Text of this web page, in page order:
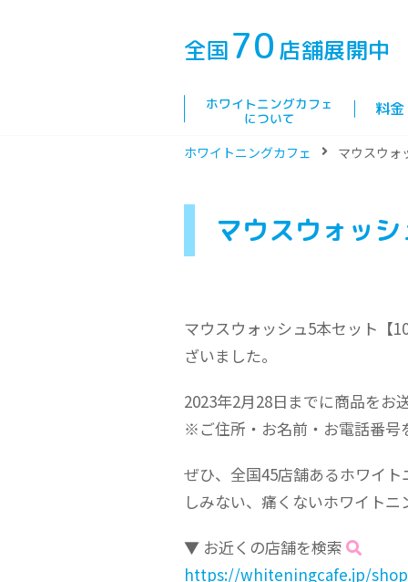
全国70 店舗展開中
ホワイトニングカフェ
について
料
ホワイトニングカフェ マウスウォ
マウスウォッ
マウスウォッシュ5本セット【
ざいました。
2023年2月28日までに商品をお
※ご住所・お名前・お電話番号
ぜひ、全国45店舗あるホワイ
しみない、痛くないホワイト
▼ お近くの店舗を検索
https://whiteningcafe.jp/